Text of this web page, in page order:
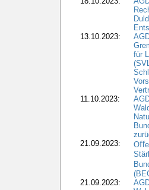
13.10.2023:
für
11.10.2023:
21.09.2023:
21.09.2023: